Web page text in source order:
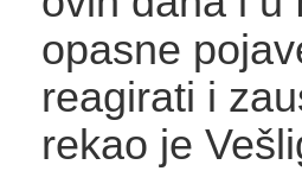
opasne
reagirati i
rekao je